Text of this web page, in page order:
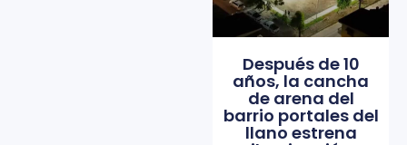
Después de 10
años, la cancha
de arena del
barrio portales del
llano estrena